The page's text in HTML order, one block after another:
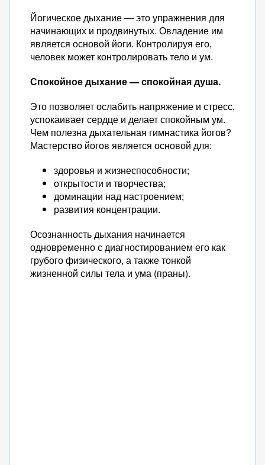
Йогическое дыхание — это упражнения для
начинающих и продвинутых. Овладение им
является основой йоги. Контролируя его,
человек может контролировать тело и ум.
Спокойное дыхание — спокойная душа.
Это позволяет ослабить напряжение и стресс,
успокаивает сердце и делает спокойным ум.
Чем полезна дыхательная гимнастика йогов?
Мастерство йогов является основой для:
здоровья и жизнеспособности;
открытости и творчества;
доминации над настроением;
развития концентрации.
Осознанность дыхания начинается
одновременно с диагностированием его как
грубого физического, а также тонкой
жизненной силы тела и ума (праны).